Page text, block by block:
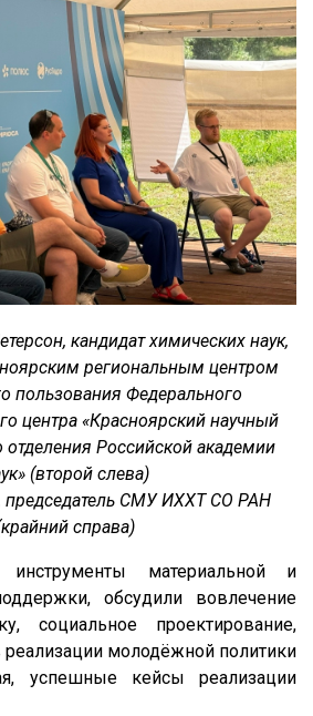
кандидат химических наук,
региональным центром
пользования Федерального
центра «Красноярский научный
отделения Российской академии
(второй слева)
председатель СМУ ИХХТ СО РАН
справа)
инструменты материальной и
обсудили вовлечение
социальное проектирование,
реализации молодёжной политики
успешные кейсы реализации